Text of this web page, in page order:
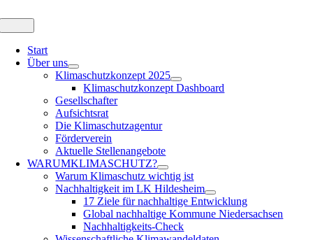
springen
Navigation
Start
Über uns
Klimaschutzkonzept 2025
Klimaschutzkonzept Dashboard
Gesellschafter
Aufsichtsrat
Die Klimaschutzagentur
Förderverein
Aktuelle Stellenangebote
WARUMKLIMASCHUTZ?
Warum Klimaschutz wichtig ist
Nachhaltigkeit im LK Hildesheim
17 Ziele für nachhaltige Entwicklung
Global nachhaltige Kommune Niedersachsen
Nachhaltigkeits-Check